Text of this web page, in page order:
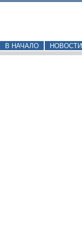
В НАЧАЛО НОВОСТИ